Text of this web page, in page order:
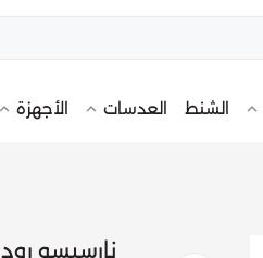
الشنط العدسات الأجهزة
نارسيسو